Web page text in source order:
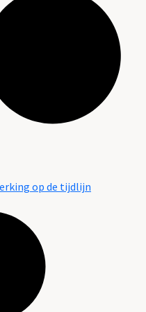
op de tijdlijn